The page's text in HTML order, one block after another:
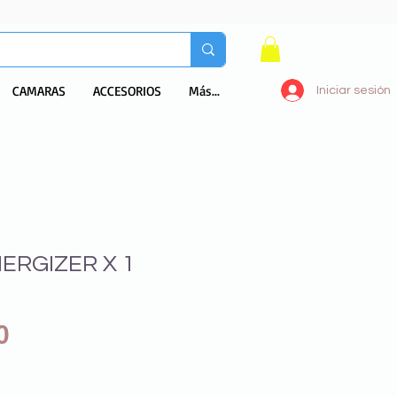
Iniciar sesión
CAMARAS ACCESORIOS Más...
X 1